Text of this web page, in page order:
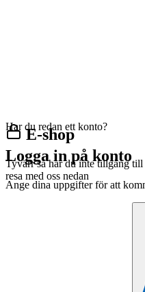
E-shop
Tyvärr så har du inte tillgång
resa med oss nedan
Har du redan ett konto?
Logga in på konto
Ange dina uppgifter för att